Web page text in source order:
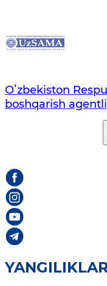
Oʻzbekiston
boshqarish